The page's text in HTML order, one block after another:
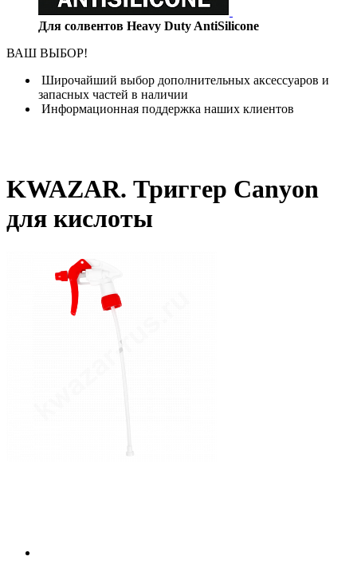
Для солвентов Heavy Duty AntiSilicone
ВАШ ВЫБОР!
Широчайший выбор дополнительных аксессуаров и
запасных частей в наличии
Информационная поддержка наших клиентов
KWAZAR. Триггер Canyon
для кислоты